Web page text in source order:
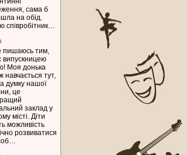
сама б
на обід.
співробітник…
пишаюсь тим,
випускницею
Моя донька
навчається тут,
думку нашої
це
заклад у
місті. Діти
можливість
розвиватися